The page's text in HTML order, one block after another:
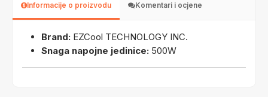
Informacije o proizvodu Komentari i ocjene
Brand: EZCool TECHNOLOGY INC.
Snaga napojne jedinice: 500W